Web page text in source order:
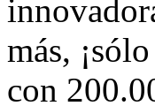
más,
con